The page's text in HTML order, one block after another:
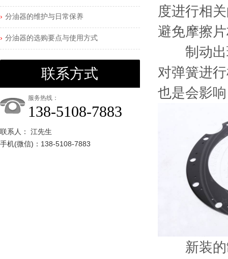
分油器的维护与日常保养
分油器的选购要点与使用方式
联系方式
服务热线：
138-5108-7883
联系人： 江先生
手机(微信)：138-5108-7883
度进行相
避免摩擦
制动出现
对弹簧进
也是会影
新装的